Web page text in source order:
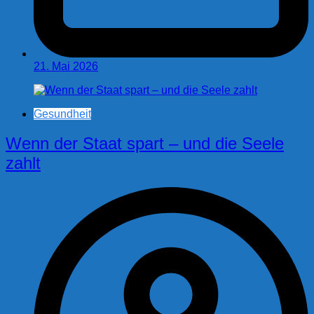
21. Mai 2026
Gesundheit
Wenn der Staat spart – und die Seele
zahlt